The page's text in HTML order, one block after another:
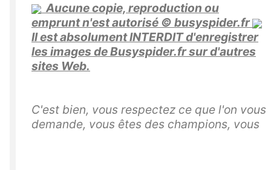
Aucune copie, reproduction ou
emprunt n'est autorisé © busyspider.fr
Il est absolument INTERDIT d'enregistrer
les images de Busyspider.fr sur d'autres
sites Web.
C'est bien, vous respectez ce que l'on vous
demande, vous êtes des champions, vous